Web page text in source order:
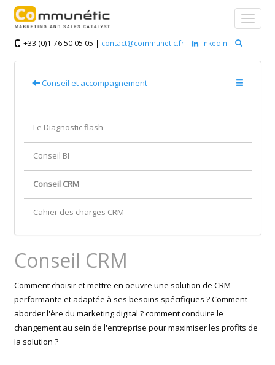
+33 (0)1 76 50 05 05 | contact@communetic.fr| linkedin |
Conseil et accompagnement
Le Diagnostic flash
Conseil BI
Conseil CRM
Cahier des charges CRM
Conseil CRM
Comment choisir et mettre en oeuvre une solution de CRM
performante et adaptée à ses besoins spécifiques ? Comment
aborder l'ère du marketing digital ? comment conduire le
changement au sein de l'entreprise pour maximiser les profits de
la solution ?